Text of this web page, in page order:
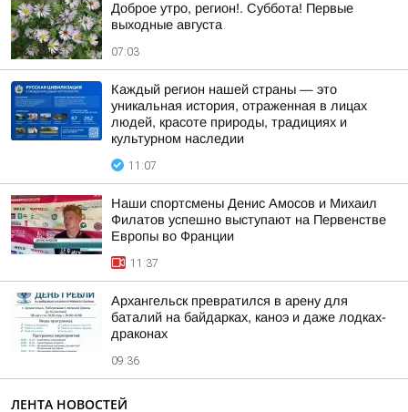
Доброе утро, регион!. Суббота! Первые
выходные августа
07:03
Каждый регион нашей страны — это
уникальная история, отраженная в лицах
людей, красоте природы, традициях и
культурном наследии
11:07
Наши спортсмены Денис Амосов и Михаил
Филатов успешно выступают на Первенстве
Европы во Франции
11:37
Архангельск превратился в арену для
баталий на байдарках, каноэ и даже лодках-
драконах
09:36
ЛЕНТА НОВОСТЕЙ